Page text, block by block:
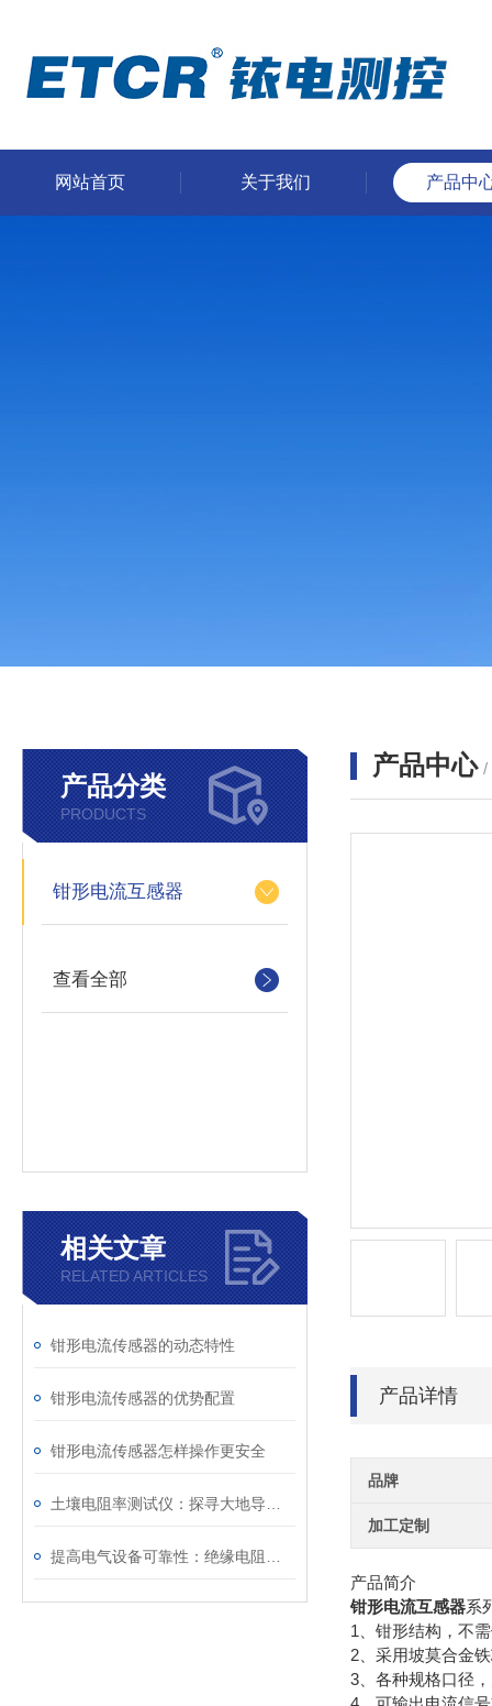
网站首页 关于我们 产品中
产品分类
PRODUCTS
钳形电流互感器
查看全部
相关文章
RELATED ARTICLES
钳形电流传感器的动态特性
钳形电流传感器的优势配置
钳形电流传感器怎样操作更安全
产品中心 /
产品详情
品牌
加工定制
产品简介
钳形电流互感器系
1、钳形结构，不
2、采用坡莫合金
3、各种规格口径